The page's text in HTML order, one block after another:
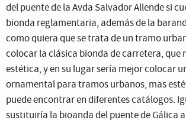
del puente de la Avda Salvador Allende si
bionda reglamentaria, además de la
como quiera que se trata de un tramo
colocar la clásica bionda de carretera, que
estética, y en su lugar sería mejor colocar
ornamental para tramos urbanos, mas
puede encontrar en diferentes catálogos.
sustituiría la bioanda del puente de Gálica